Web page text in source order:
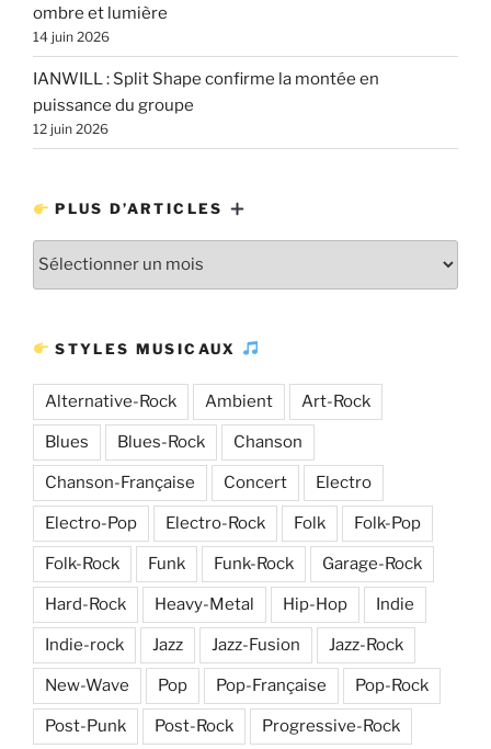
ombre et lumière
14 juin 2026
IANWILL : Split Shape confirme la montée en
puissance du groupe
12 juin 2026
PLUS D’ARTICLES
STYLES MUSICAUX
Alternative-Rock Ambient Art-Rock
Blues Blues-Rock Chanson
Chanson-Française Concert Electro
Electro-Pop Electro-Rock Folk Folk-Pop
Folk-Rock Funk Funk-Rock Garage-Rock
Hard-Rock Heavy-Metal Hip-Hop Indie
Indie-rock Jazz Jazz-Fusion Jazz-Rock
New-Wave Pop Pop-Française Pop-Rock
Post-Punk Post-Rock Progressive-Rock